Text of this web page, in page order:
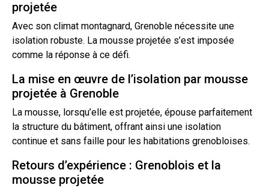
projetée
Avec son climat montagnard, Grenoble nécessite une
isolation robuste. La mousse projetée s’est imposée
comme la réponse à ce défi.
La mise en œuvre de l’isolation par mousse
projetée à Grenoble
La mousse, lorsqu’elle est projetée, épouse parfaitement
la structure du bâtiment, offrant ainsi une isolation
continue et sans faille pour les habitations grenobloises.
Retours d’expérience : Grenoblois et la
mousse projetée